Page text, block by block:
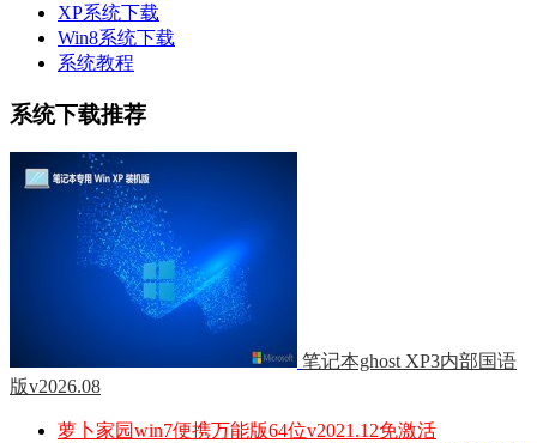
XP系统下载
Win8系统下载
系统教程
系统下载推荐
笔记本ghost XP3内部国语
版v2026.08
萝卜家园win7便携万能版64位v2021.12免激活